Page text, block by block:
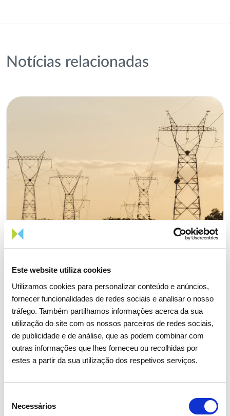
Este website utiliza cookies
Utilizamos cookies para personalizar conteúdo e anúncios,
fornecer funcionalidades de redes sociais e analisar o nosso
tráfego. Também partilhamos informações acerca da sua
utilização do site com os nossos parceiros de redes sociais,
de publicidade e de análise, que as podem combinar com
outras informações que lhes forneceu ou recolhidas por
estes a partir da sua utilização dos respetivos serviços.
Necessários
Notícias relacionadas
01 SETEMBRO 2025
Consumo de energia elétrica
cresce 3,4% em agosto
Estatísticas de mercado e consumo de energia
Eletricidade
Gás